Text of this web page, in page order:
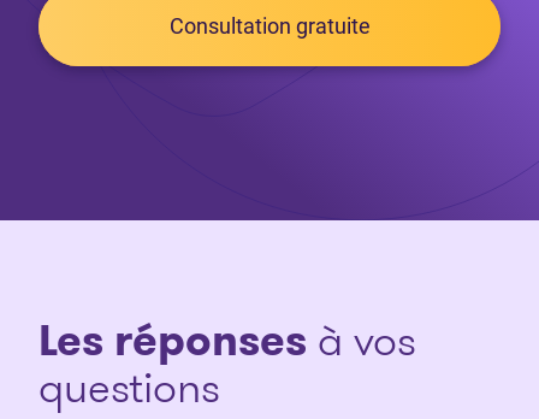
Consultation gratuite
Les réponses à vos
questions